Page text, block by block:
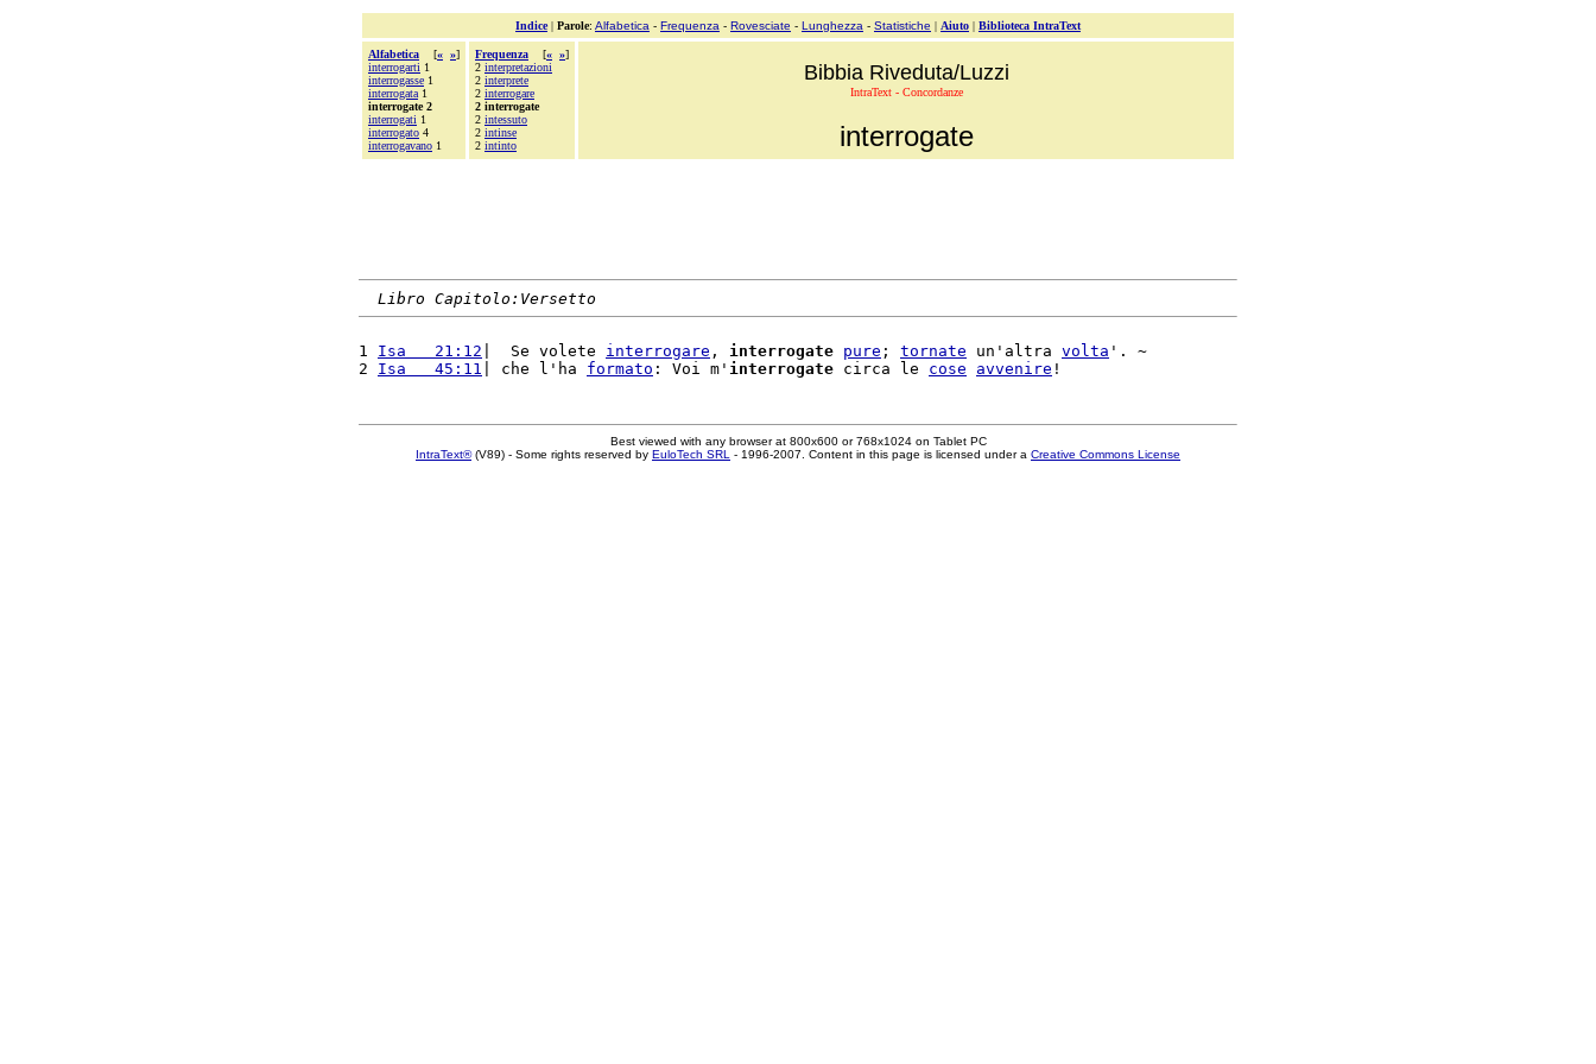
Indice| Parole: Alfabetica - Frequenza - Rovesciate - Lunghezza - Statistiche | Aiuto | Biblioteca IntraText
Alfabetica [« »]
interrogarti 1
interrogasse 1
interrogata 1
interrogate 2
interrogati 1
interrogato 4
interrogavano 1
Frequenza [« »]
2 interpretazioni
2 interprete
2 interrogare
2 interrogate
2 intessuto
2 intinse
2 intinto
Bibbia Riveduta/Luzzi
IntraText - Concordanze
interrogate
Libro Capitolo:Versetto
1 Isa   21:12 |  Se volete interrogare , interrogate pure ; tornate un'altra volta '. ~
2 Isa   45:11 | che l'ha formato : Voi m' interrogate circa le cose avvenire
Best viewed with any browser at 800x600 or 768x1024 on Tablet PC
IntraText®(V89) - Some rights reserved by EuloTech SRL - 1996-2007. Content in this page is licensed under a Creative Commons License